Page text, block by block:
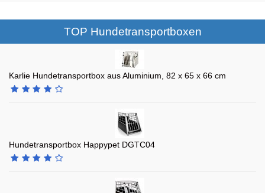
TOP Hundetransportboxen
Karlie Hundetransportbox aus Aluminium, 82 x 65 x 66 cm
Hundetransportbox Happypet DGTC04